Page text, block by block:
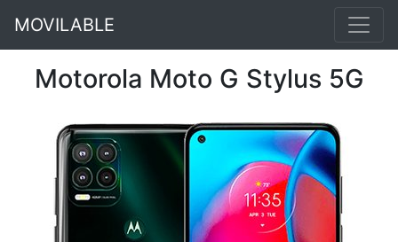
MOVILABLE
Motorola Moto G Stylus 5G